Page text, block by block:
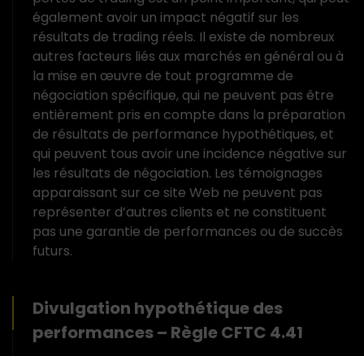
également avoir un impact négatif sur les
résultats de trading réels. Il existe de nombreux
autres facteurs liés aux marchés en général ou à
la mise en œuvre de tout programme de
négociation spécifique, qui ne peuvent pas être
entièrement pris en compte dans la préparation
de résultats de performance hypothétiques, et
qui peuvent tous avoir une incidence négative sur
les résultats de négociation. Les témoignages
apparaissant sur ce site Web ne peuvent pas
représenter d’autres clients et ne constituent
pas une garantie de performances ou de succès
futurs.
Divulgation hypothétique des
performances – Règle CFTC 4.41